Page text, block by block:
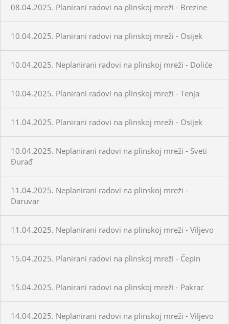
08.04.2025. Planirani radovi na plinskoj mreži - Brezine
10.04.2025. Planirani radovi na plinskoj mreži - Osijek
10.04.2025. Neplanirani radovi na plinskoj mreži - Doliće
10.04.2025. Planirani radovi na plinskoj mreži - Tenja
11.04.2025. Planirani radovi na plinskoj mreži - Osijek
10.04.2025. Neplanirani radovi na plinskoj mreži - Sveti
Đurađ
11.04.2025. Neplanirani radovi na plinskoj mreži -
Daruvar
11.04.2025. Neplanirani radovi na plinskoj mreži - Viljevo
15.04.2025. Planirani radovi na plinskoj mreži - Čepin
15.04.2025. Planirani radovi na plinskoj mreži - Pakrac
14.04.2025. Neplanirani radovi na plinskoj mreži - Viljevo